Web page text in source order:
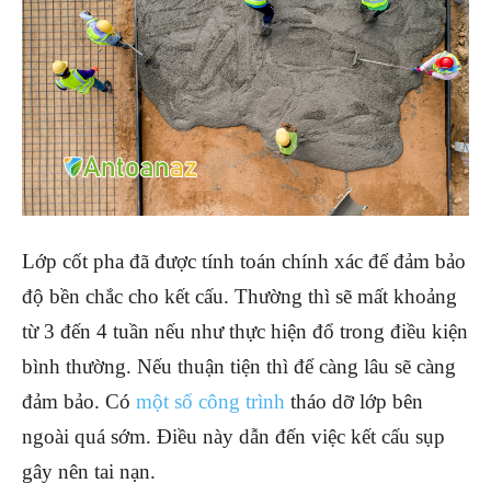
Lớp cốt pha đã được tính toán chính xác để đảm bảo
độ bền chắc cho kết cấu. Thường thì sẽ mất khoảng
từ 3 đến 4 tuần nếu như thực hiện đổ trong điều kiện
bình thường. Nếu thuận tiện thì để càng lâu sẽ càng
đảm bảo. Có một số công trình tháo dỡ lớp bên
ngoài quá sớm. Điều này dẫn đến việc kết cấu sụp
gây nên tai nạn.